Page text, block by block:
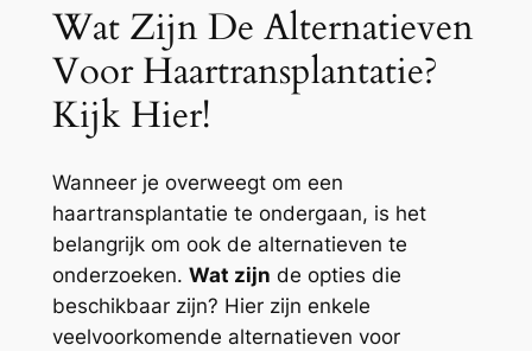
Wat Zijn De Alternatieven
Voor Haartransplantatie?
Kijk Hier!
Wanneer je overweegt om een
haartransplantatie te ondergaan, is het
belangrijk om ook de alternatieven te
onderzoeken. Wat zijn de opties die
beschikbaar zijn? Hier zijn enkele
veelvoorkomende alternatieven voor